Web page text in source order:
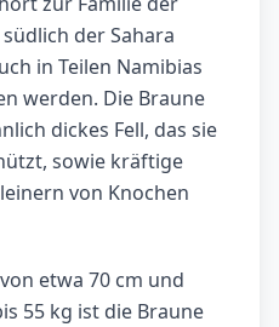
der Sahara
in Teilen Namibias
werden. Die Braune
dickes Fell, das sie
sowie kräftige
von Knochen
etwa 70 cm und
55 kg ist die Braune